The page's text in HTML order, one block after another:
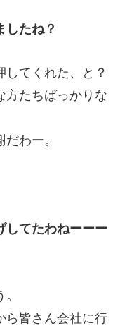
したね？
してくれた、と？
方たちばっかりな
わー。
してたわねーーー
ら皆さん会社に行